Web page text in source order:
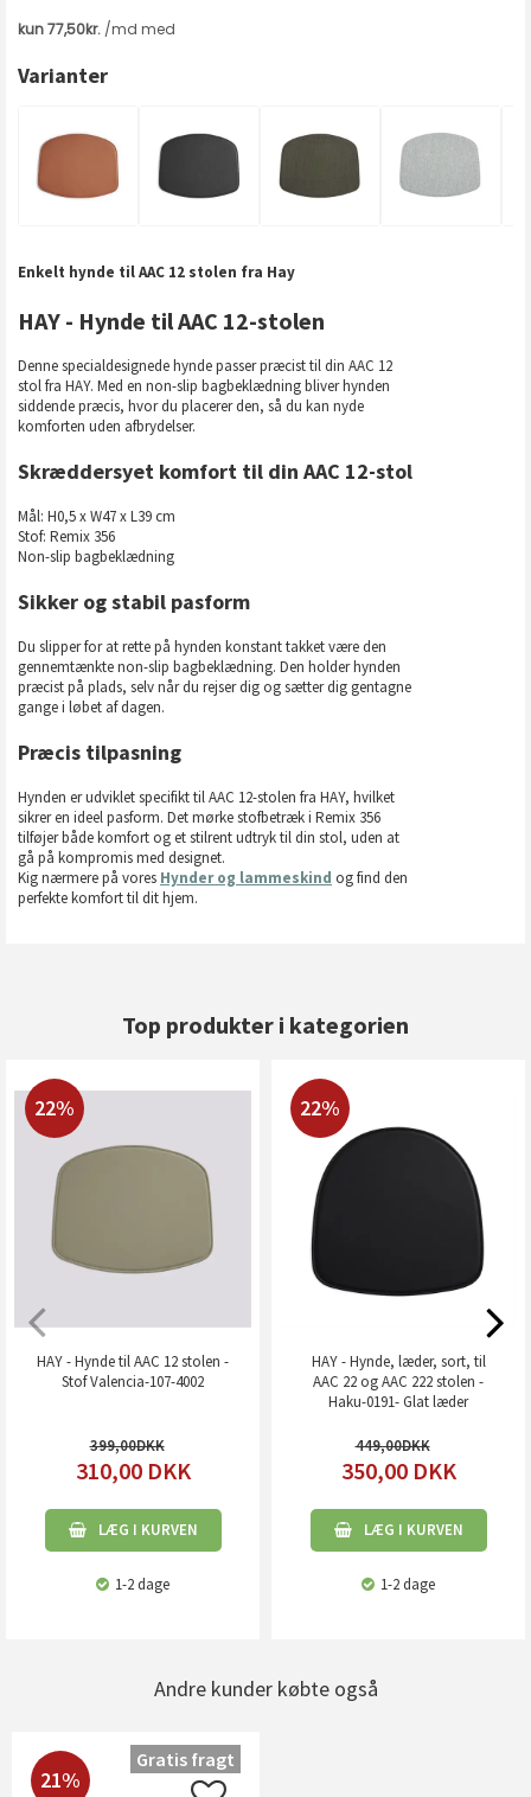
Varianter
Enkelt hynde til AAC 12 stolen fra Hay
HAY - Hynde til AAC 12-stolen
Denne specialdesignede hynde passer præcist til din AAC 12
stol fra HAY. Med en non-slip bagbeklædning bliver hynden
siddende præcis, hvor du placerer den, så du kan nyde
komforten uden afbrydelser.
Skræddersyet komfort til din AAC 12-stol
Mål: H0,5 x W47 x L39 cm
Stof: Remix 356
Non-slip bagbeklædning
Sikker og stabil pasform
Du slipper for at rette på hynden konstant takket være den
gennemtænkte non-slip bagbeklædning. Den holder hynden
præcist på plads, selv når du rejser dig og sætter dig gentagne
gange i løbet af dagen.
Præcis tilpasning
Hynden er udviklet specifikt til AAC 12-stolen fra HAY, hvilket
sikrer en ideel pasform. Det mørke stofbetræk i Remix 356
tilføjer både komfort og et stilrent udtryk til din stol, uden at
gå på kompromis med designet.
Kig nærmere på vores Hynder og lammeskind og find den
perfekte komfort til dit hjem.
Top produkter i kategorien
22%
HAY - Hynde til AAC 12 stolen -
Stof Valencia-107-4002
399,00
310,00 DKK
LÆG I KURVEN
1-2 dage
22%
HAY - Hynde, læder, sort, til
AAC 22 og AAC 222 stolen -
Haku-0191- Glat læder
449,00
350,00 DKK
LÆG I KURVEN
1-2 dage
Andre kunder købte også
21%
Gratis fragt